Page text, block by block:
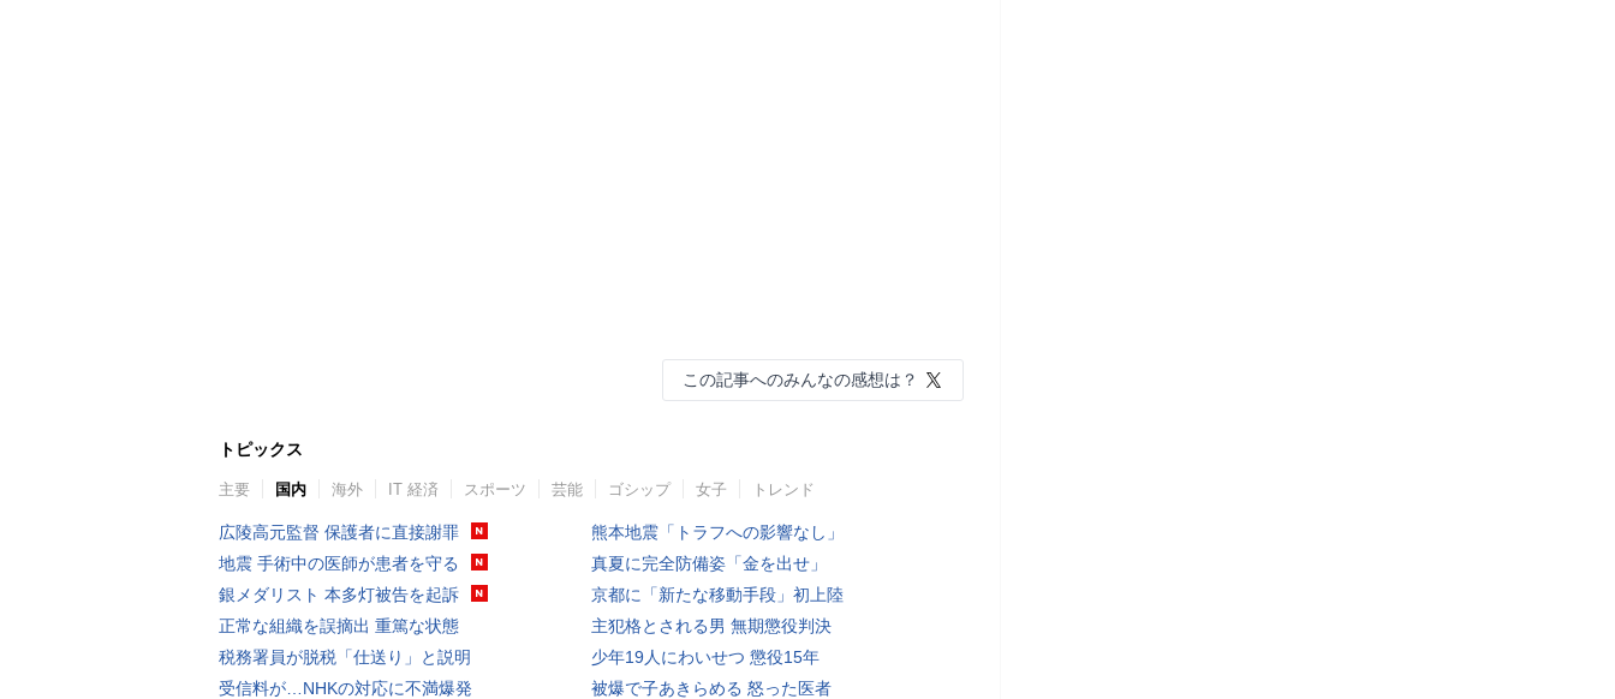
この記事へのみんなの感想は？
トピックス
主要 国内 海外 IT 経済 スポーツ 芸能 ゴシップ 女子 トレンド
広陵高元監督 保護者に直接謝罪
地震 手術中の医師が患者を守る
銀メダリスト 本多灯被告を起訴
正常な組織を誤摘出 重篤な状態
税務署員が脱税「仕送り」と説明
受信料が…NHKの対応に不満爆発
熊本地震「トラフへの影響なし」
真夏に完全防備姿「金を出せ」
京都に「新たな移動手段」初上陸
主犯格とされる男 無期懲役判決
少年19人にわいせつ 懲役15年
被爆で子あきらめる 怒った医者